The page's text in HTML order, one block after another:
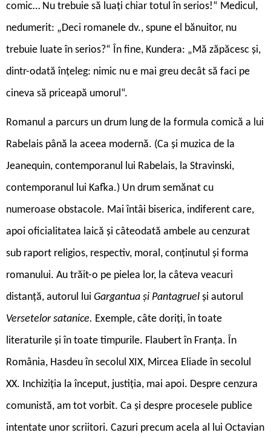
comic… Nu trebuie să luați chiar totul în serios!“ Medicul,
nedumerit: „Deci romanele dv., spune el bănuitor, nu
trebuie luate în serios?“ În fine, Kundera: „Mă zăpăcesc și,
dintr-odată înțeleg: nimic nu e mai greu decât să faci pe
cineva să priceapă umorul“.
Romanul a parcurs un drum lung de la formula comică a lui
Rabelais până la aceea modernă. (Ca și muzica de la
Jeanequin, contemporanul lui Rabelais, la Stravinski,
contemporanul lui Kafka.) Un drum semănat cu
numeroase obstacole. Mai întâi biserica, indiferent care,
apoi oficialitatea laică și câteodată ambele au cenzurat
sub raport religios, respectiv, moral, conținutul și forma
romanului. Au trăit-o pe pielea lor, la câteva veacuri
distanță, autorul lui Gargantua și Pantagruel și autorul
Versetelor satanice. Exemple, câte doriți, în toate
literaturile și în toate timpurile. Flaubert în Franța. În
România, Hasdeu în secolul XIX, Mircea Eliade în secolul
XX. Inchiziția la început, justiția, mai apoi. Despre cenzura
comunistă, am tot vorbit. Ca și despre procesele publice
intentate unor scriitori. Cazuri precum acela al lui Octavian